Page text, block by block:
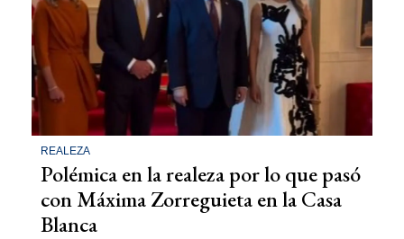
REALEZA
Polémica en la realeza por lo que pasó
con Máxima Zorreguieta en la Casa
Blanca